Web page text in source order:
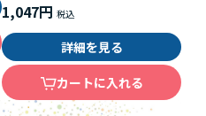
1,047円
詳細を見る
カートに入れる